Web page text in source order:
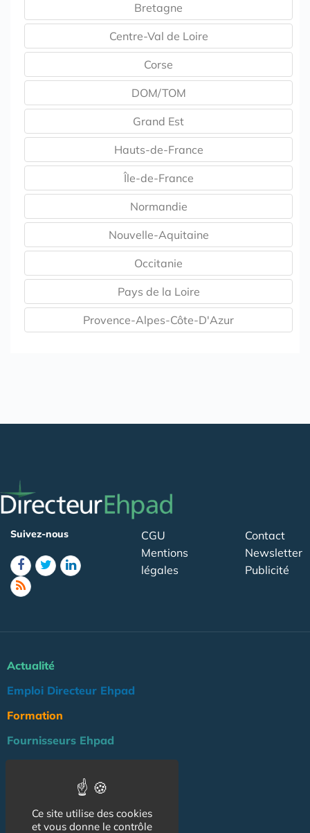
Bretagne
Centre-Val de Loire
Corse
DOM/TOM
Grand Est
Hauts-de-France
Île-de-France
Normandie
Nouvelle-Aquitaine
Occitanie
Pays de la Loire
Provence-Alpes-Côte-D'Azur
Suivez-nous
CGU
Mentions
légales
Contact
Newsletter
Publicité
Actualité
Emploi Directeur Ehpad
Formation
Fournisseurs Ehpad
Réglementation
OutilsCe site utilise des cookies
et vous donne le contrôle